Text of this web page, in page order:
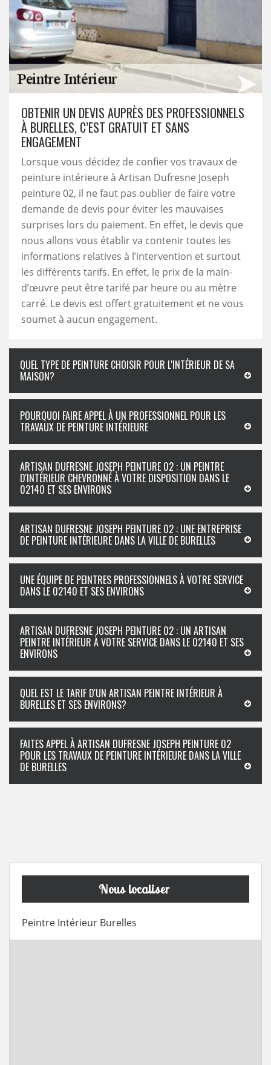
OBTENIR UN DEVIS AUPRÈS DES PROFESSIONNELS
À BURELLES, C’EST GRATUIT ET SANS
ENGAGEMENT
Lorsque vous décidez de confier vos travaux de
peinture intérieure à Artisan Dufresne Joseph
peinture 02, il ne faut pas oublier de faire votre
demande de devis pour éviter les mauvaises
surprises lors du paiement. En effet, le devis que
nous allons vous établir va contenir toutes les
informations relatives à l’intervention et surtout
les différents tarifs. En effet, le prix de la main-
d’œuvre peut être tarifé par heure ou au mètre
carré. Le devis est offert gratuitement et ne vous
soumet à aucun engagement.
QUEL TYPE DE PEINTURE CHOISIR POUR L'INTÉRIEUR DE SA
MAISON?
POURQUOI FAIRE APPEL À UN PROFESSIONNEL POUR LES
TRAVAUX DE PEINTURE INTÉRIEURE
ARTISAN DUFRESNE JOSEPH PEINTURE 02 : UN PEINTRE
D'INTÉRIEUR CHEVRONNÉ À VOTRE DISPOSITION DANS LE
02140 ET SES ENVIRONS
ARTISAN DUFRESNE JOSEPH PEINTURE 02 : UNE ENTREPRISE
DE PEINTURE INTÉRIEURE DANS LA VILLE DE BURELLES
UNE ÉQUIPE DE PEINTRES PROFESSIONNELS À VOTRE SERVICE
DANS LE 02140 ET SES ENVIRONS
ARTISAN DUFRESNE JOSEPH PEINTURE 02 : UN ARTISAN
PEINTRE INTÉRIEUR À VOTRE SERVICE DANS LE 02140 ET SES
ENVIRONS
QUEL EST LE TARIF D'UN ARTISAN PEINTRE INTÉRIEUR À
BURELLES ET SES ENVIRONS?
FAITES APPEL À ARTISAN DUFRESNE JOSEPH PEINTURE 02
POUR LES TRAVAUX DE PEINTURE INTÉRIEURE DANS LA VILLE
DE BURELLES
Nous localiser
Peintre Intérieur Burelles